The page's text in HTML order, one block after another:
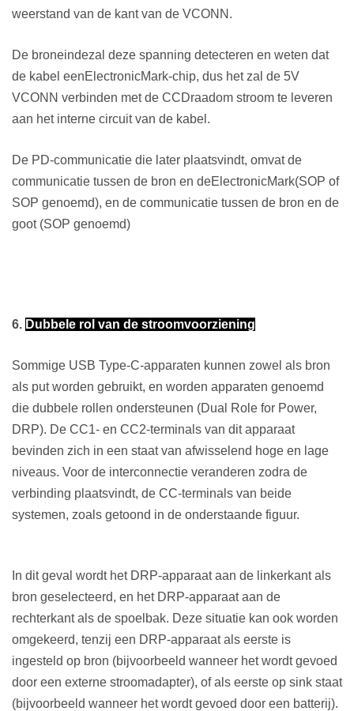
weerstand van de kant van de VCONN.
De broneindezal deze spanning detecteren en weten dat
de kabel eenE lectronicMark-chip, dus het zal de 5V
VCONN verbinden met de CCDraadom stroom te leveren
aan het interne circuit van de kabel.
De PD-communicatie die later plaatsvindt, omvat de
communicatie tussen de bron en deE lectronicMark(SOP of
SOP genoemd), en de communicatie tussen de bron en de
goot (SOP genoemd)
6. Dubbele rol van de stroomvoorziening
Sommige USB Type-C-apparaten kunnen zowel als bron
als put worden gebruikt, en worden apparaten genoemd
die dubbele rollen ondersteunen (Dual Role for Power,
DRP). De CC1- en CC2-terminals van dit apparaat
bevinden zich in een staat van afwisselend hoge en lage
niveaus. Voor de interconnectie veranderen zodra de
verbinding plaatsvindt, de CC-terminals van beide
systemen, zoals getoond in de onderstaande figuur.
In dit geval wordt het DRP-apparaat aan de linkerkant als
bron geselecteerd, en het DRP-apparaat aan de
rechterkant als de spoelbak. Deze situatie kan ook worden
omgekeerd, tenzij een DRP-apparaat als eerste is
ingesteld op bron (bijvoorbeeld wanneer het wordt gevoed
door een externe stroomadapter), of als eerste op sink staat
(bijvoorbeeld wanneer het wordt gevoed door een batterij).